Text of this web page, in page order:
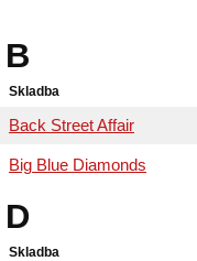
B
Skladba
Back Street Affair
Big Blue Diamonds
D
Skladba